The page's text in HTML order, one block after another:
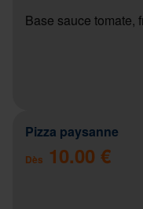
Base sauce tomate,
Pizza paysanne
Dès 10.00 €